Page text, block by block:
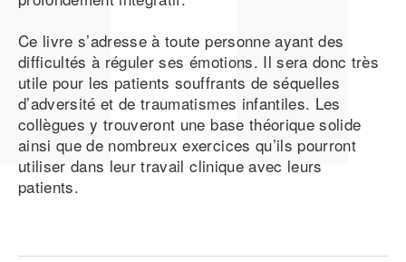
Ce livre s’adresse à toute personne ayant des
difficultés à réguler ses émotions. Il sera donc très
utile pour les patients souffrants de séquelles
d’adversité et de traumatismes infantiles. Les
collègues y trouveront une base théorique solide
ainsi que de nombreux exercices qu’ils pourront
utiliser dans leur travail clinique avec leurs
patients.